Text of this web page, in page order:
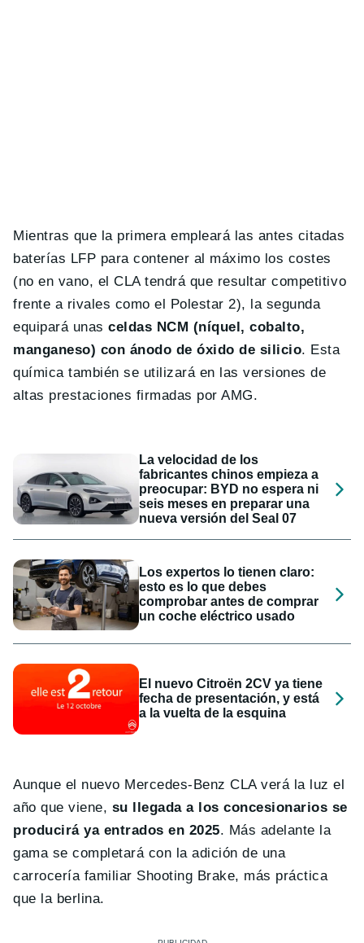
Mientras que la primera empleará las antes citadas
baterías LFP para contener al máximo los costes
(no en vano, el CLA tendrá que resultar competitivo
frente a rivales como el Polestar 2), la segunda
equipará unas celdas NCM (níquel, cobalto,
manganeso) con ánodo de óxido de silicio. Esta
química también se utilizará en las versiones de
altas prestaciones firmadas por AMG.
La velocidad de los
fabricantes chinos empieza a
preocupar: BYD no espera ni
seis meses en preparar una
nueva versión del Seal 07
Los expertos lo tienen claro:
esto es lo que debes
comprobar antes de comprar
un coche eléctrico usado
El nuevo Citroën 2CV ya tiene
fecha de presentación, y está
a la vuelta de la esquina
Aunque el nuevo Mercedes-Benz CLA verá la luz el
año que viene, su llegada a los concesionarios se
producirá ya entrados en 2025. Más adelante la
gama se completará con la adición de una
carrocería familiar Shooting Brake, más práctica
que la berlina.